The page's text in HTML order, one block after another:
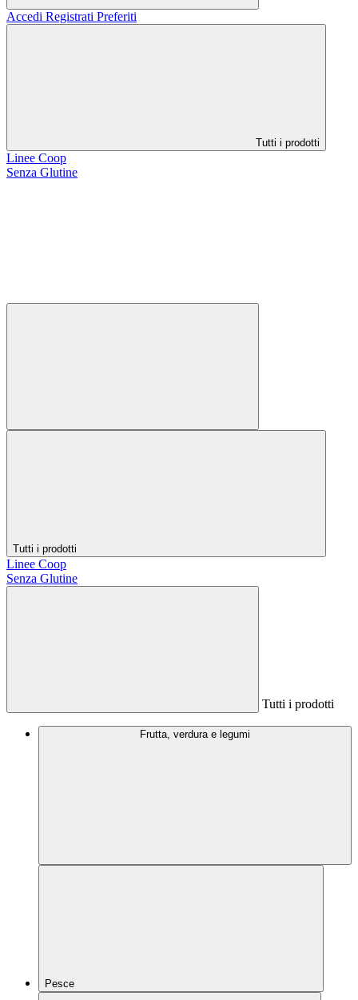
Accedi Registrati Preferiti
Tutti i prodotti
Linee Coop
Senza Glutine
Tutti i prodotti
Linee Coop
Senza Glutine
Tutti i prodotti
Frutta, verdura e legumi
Pesce